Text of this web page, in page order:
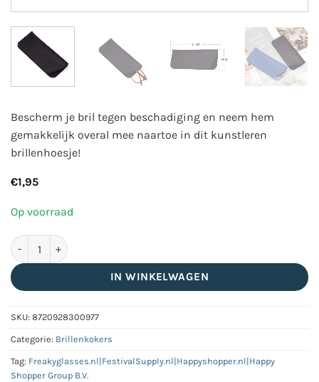
Bescherm je bril tegen beschadiging en neem hem
gemakkelijk overal mee naartoe in dit kunstleren
brillenhoesje!
€1,95
Op voorraad
Brillenhoesje kunstleer zwart aantal
IN WINKELWAGEN
SKU: 8720928300977
Categorie: Brillenkokers
Tag: Freakyglasses.nl|FestivalSupply.nl|Happyshopper.nl|Happy
Shopper Group B.V.